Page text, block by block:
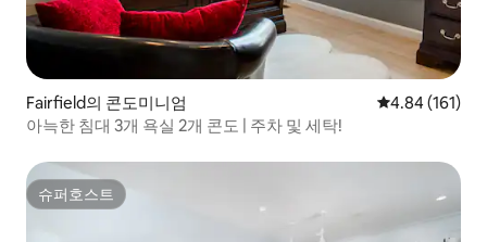
Fairfield의 콘도미니엄 평점 4.84점(5
4.84 (161)
아늑한 침대 3개 욕실 2개 콘도 | 주차 및 세탁!
슈퍼호스트
슈퍼호스트